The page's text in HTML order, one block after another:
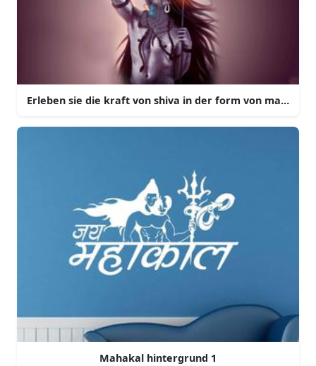
Erleben sie die kraft von shiva in der form von mahakal
Mahakal hintergrund 1